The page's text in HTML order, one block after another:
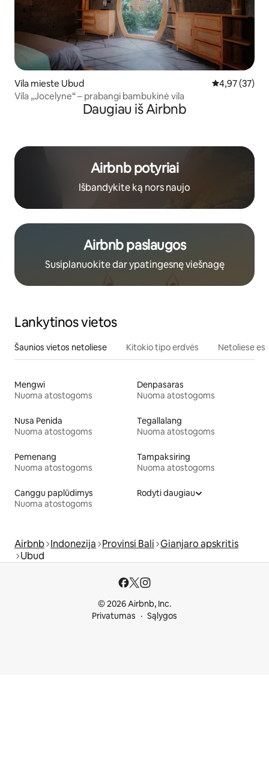
Vila mieste Ubud Vidutinis
4,97 (37)
Vila „Jocelyne“ – prabangi bambukinė vila
Daugiau iš Airbnb
Airbnb potyriai
Išbandykite ką nors naujo
Airbnb paslaugos
Susiplanuokite dar ypatingesnę viešnagę
Lankytinos vietos
Šaunios vietos netoliese Kitokio tipo erdvės Netoliese
Mengwi
Nuoma atostogoms
Denpasaras
Nuoma atostogoms
Nusa Penida
Nuoma atostogoms
Tegallalang
Nuoma atostogoms
Pemenang
Nuoma atostogoms
Tampaksiring
Nuoma atostogoms
Canggu paplūdimys
Nuoma atostogoms
Rodyti daugiau
Airbnb Indonezija Provinsi Bali Gianjaro apskritis
Ubud
© 2026 Airbnb, Inc.
Privatumas
Sąlygos